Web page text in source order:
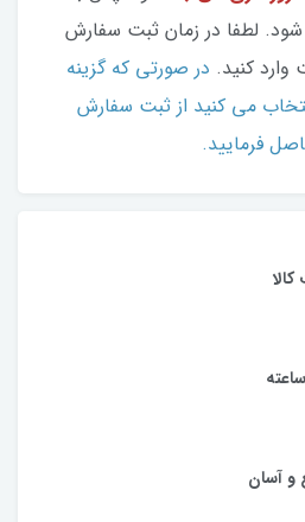
لطفا در زمان ثبت سفارش
کنید. در صورتی که گزینه
می کنید از ثبت سفارش
فرمایید.
و آسان